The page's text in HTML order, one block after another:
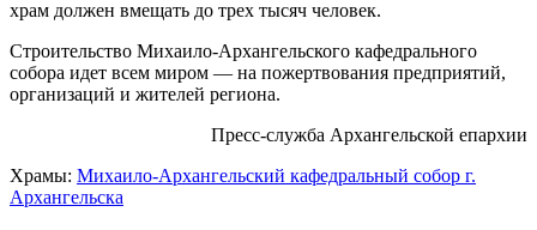
храм должен вмещать до трех тысяч человек.
Строительство Михаило-Архангельского кафедрального
собора идет всем миром — на пожертвования предприятий,
организаций и жителей региона.
Пресс-служба Архангельской епархии
Храмы: Михаило-Архангельский кафедральный собор г.
Архангельска